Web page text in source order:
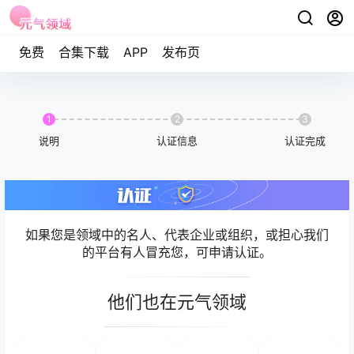
免费 合集下载 APP 发布页
1
说明
2
认证信息
3
认证完成
如果您是领域中的名人、代表企业或组织，或担心我们
的平台有人冒充您，可申请认证。
他们也在元气领域